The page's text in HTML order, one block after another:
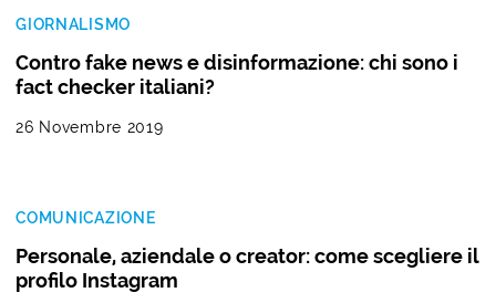
GIORNALISMO
Contro fake news e disinformazione: chi sono i
fact checker italiani?
26 Novembre 2019
COMUNICAZIONE
Personale, aziendale o creator: come scegliere il
profilo Instagram